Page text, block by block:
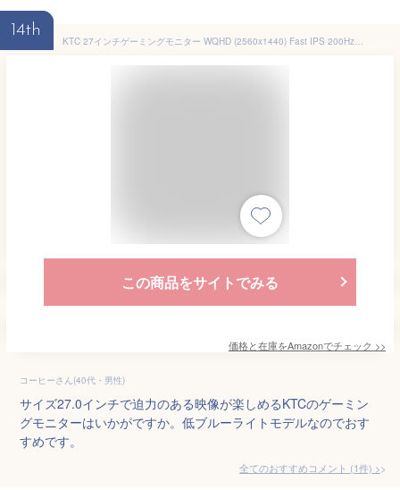
14th
KTC 27インチゲーミングモニター WQHD (2560x1440) Fast IPS 200Hz (210OC可能）1ms(MPRT) 131%sRGB HDR400 低ブルーライト フリッカーフリー FreeSync & G-Sync対応 PS5対応 HDMI2.0×2 DP1.4×2 VESA 100*100 H27T22C-3
この商品をサイトでみる
価格と在庫をAmazonでチェック >>
コーヒーさん(40代・男性)
サイズ27.0インチで迫力のある映像が楽しめるKTCのゲーミン
グモニターはいかがですか。低ブルーライトモデルなのでおす
すめです。
全てのおすすめコメント (1件) >